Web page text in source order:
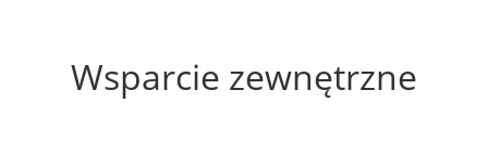
Wsparcie zewnętrzne